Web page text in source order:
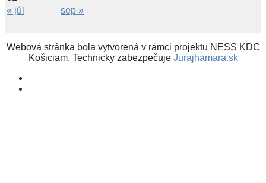
« júl
sep »
Webová stránka bola vytvorená v rámci projektu NESS KDC
Košiciam. Technicky zabezpečuje Jurajhamara.sk